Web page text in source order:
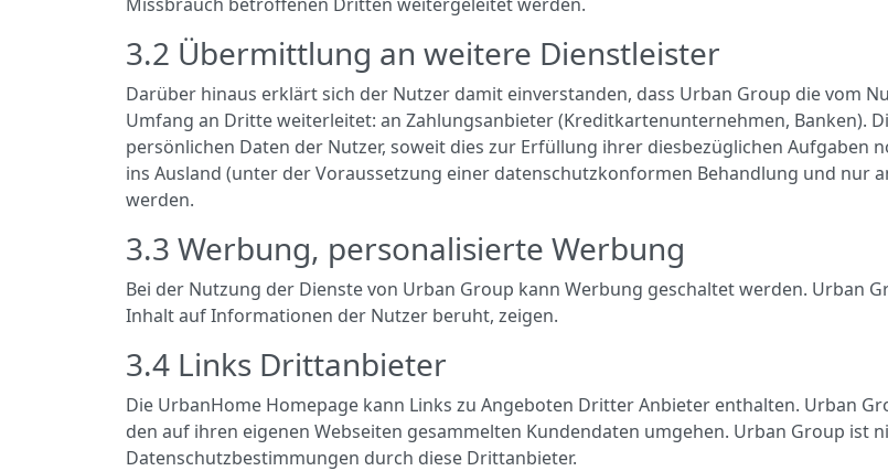
3.2 Übermittlung an weitere Dienstleister
Darüber hinaus erklärt sich der Nutzer damit einverstanden, dass Urban Group die vom
Umfang an Dritte weiterleitet: an Zahlungsanbieter (Kreditkartenunternehmen, Banken).
persönlichen Daten der Nutzer, soweit dies zur Erfüllung ihrer diesbezüglichen Aufgaben
ins Ausland (unter der Voraussetzung einer datenschutzkonformen Behandlung und nur
werden.
3.3 Werbung, personalisierte Werbung
Bei der Nutzung der Dienste von Urban Group kann Werbung geschaltet werden. Urban
Inhalt auf Informationen der Nutzer beruht, zeigen.
3.4 Links Drittanbieter
Die UrbanHome Homepage kann Links zu Angeboten Dritter Anbieter enthalten. Urban
den auf ihren eigenen Webseiten gesammelten Kundendaten umgehen. Urban Group ist
Datenschutzbestimmungen durch diese Drittanbieter.